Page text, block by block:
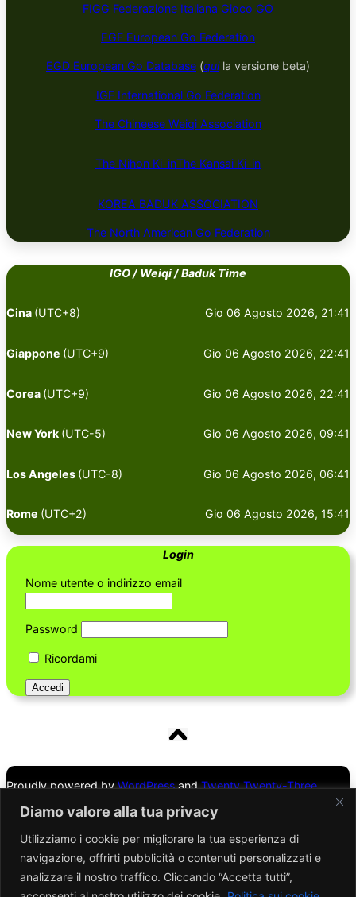
Diamo valore alla tua privacy
Utilizziamo i cookie per migliorare la tua esperienza di
navigazione, offrirti pubblicità o contenuti personalizzati e
analizzare il nostro traffico. Cliccando “Accetta tutti”,
FIGG Federazione Italiana Gioco GO
EGF European Go Federation
EGD European Go Database (quila versione beta)
IGF International Go Federation
The Chineese Weiqi Association
The Nihon Ki-inThe Kansai Ki-in
KOREA BADUK ​​​​ASSOCIATION
The North American Go Federation
IGO / Weiqi / Baduk Time
Cina (UTC+8) Gio 06 Agosto 2026, 21:41
Giappone (UTC+9) Gio 06 Agosto 2026, 22:41
Corea (UTC+9) Gio 06 Agosto 2026, 22:41
New York (UTC-5) Gio 06 Agosto 2026, 09:41
Los Angeles (UTC-8) Gio 06 Agosto 2026, 06:41
Rome (UTC+2) Gio 06 Agosto 2026, 15:41
Login
Nome utente o indirizzo email
Password
Ricordami
Proudly powered byWordPressandTwenty Twenty-Three
Theme
Mappa del sito
Cookies Policy